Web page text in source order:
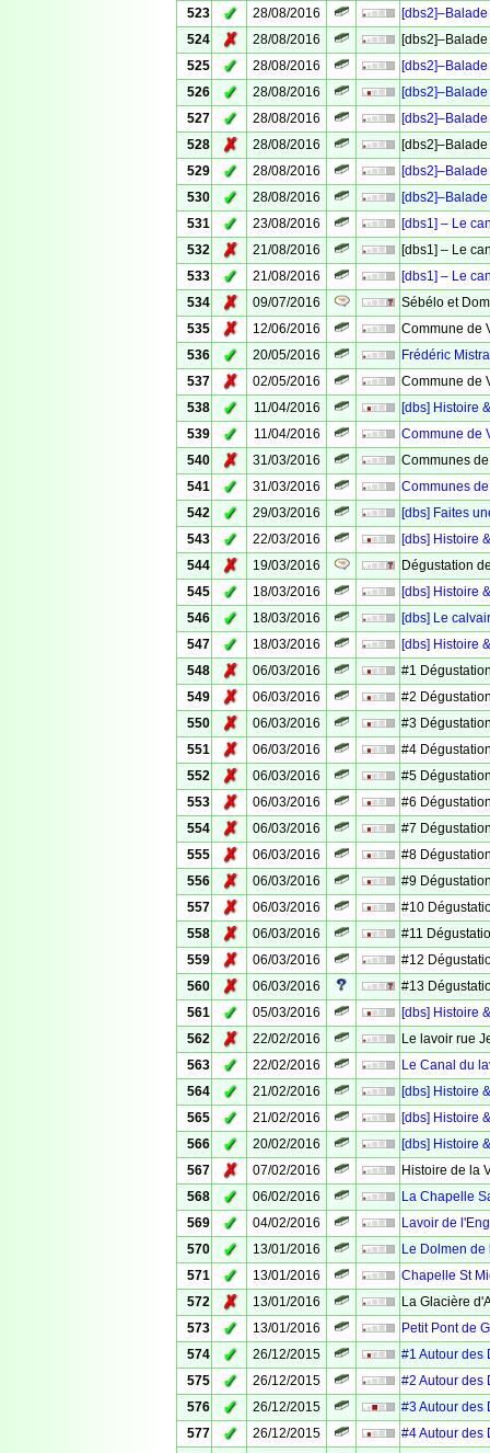
523
✓ 28/08/2016
524
✗ 28/08/2016
525
✓ 28/08/2016
526
✓ 28/08/2016
527
✓ 28/08/2016
528
✗ 28/08/2016
529
✓ 28/08/2016
530
✓ 28/08/2016
531
✓ 23/08/2016
[dbs1] – Le
532
✗ 21/08/2016
[dbs1] – Le
533
✓ 21/08/2016
[dbs1] – Le
534
✗ 09/07/2016
Sébélo et
535
✗ 12/06/2016
Commune de
536
✓ 20/05/2016
Frédéric
537
✗ 02/05/2016
Commune de
538
✓ 11/04/2016
[dbs] Histoire
539
✓ 11/04/2016
Commune de
540
✗ 31/03/2016
Communes
541
✓ 31/03/2016
Communes
542
✓ 29/03/2016
[dbs] Faites
543
✓ 22/03/2016
[dbs] Histoire
544
✗ 19/03/2016
Dégustation
545
✓ 18/03/2016
[dbs] Histoire
546
✓ 18/03/2016
[dbs] Le
547
✓ 18/03/2016
[dbs] Histoire
548
✗ 06/03/2016
#1
549
✗ 06/03/2016
#2
550
✗ 06/03/2016
#3
551
✗ 06/03/2016
#4
552
✗ 06/03/2016
#5
553
✗ 06/03/2016
#6
554
✗ 06/03/2016
#7
555
✗ 06/03/2016
#8
556
✗ 06/03/2016
#9
557
✗ 06/03/2016
#10
558
✗ 06/03/2016
#11
559
✗ 06/03/2016
#12
560
✗ 06/03/2016
#13
561
✓ 05/03/2016
[dbs] Histoire
562
✗ 22/02/2016
Le lavoir rue
563
✓ 22/02/2016
Le Canal du
564
✓ 21/02/2016
[dbs] Histoire
565
✓ 21/02/2016
[dbs] Histoire
566
✓ 20/02/2016
[dbs] Histoire
567
✗ 07/02/2016
Histoire de la
568
✓ 06/02/2016
La Chapelle
569
✓ 04/02/2016
Lavoir de
570
✓ 13/01/2016
Le Dolmen de
571
✓ 13/01/2016
Chapelle St
572
✗ 13/01/2016
La Glacière
573
✓ 13/01/2016
Petit Pont de
574
✓ 26/12/2015
#1 Autour des
575
✓ 26/12/2015
#2 Autour des
576
✓ 26/12/2015
#3 Autour des
577
✓ 26/12/2015
#4 Autour des